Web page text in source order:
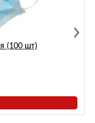
(100 шт)